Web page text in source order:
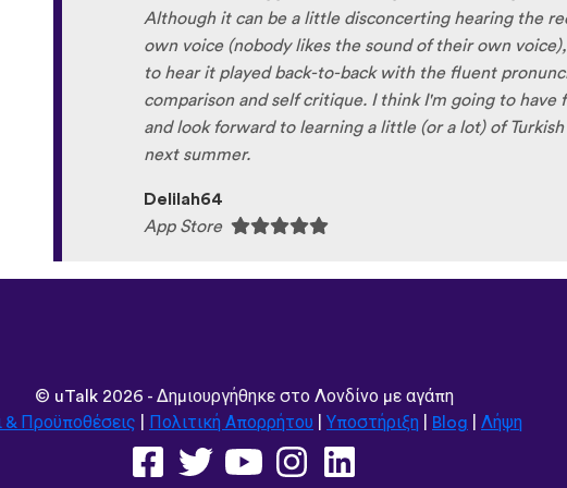
Although it can be a little disconcerting hearing the
own voice (nobody likes the sound of their own
to hear it played back-to-back with the fluent
comparison and self critique. I think I'm going to have
and look forward to learning a little (or a lot) of
next summer.
Delilah64
App Store
© uTalk2026 - Δημιουργήθηκε στο Λονδίνο με αγάπη
& Προϋποθέσεις
Πολιτική Απορρήτου Υποστήριξη Blog Λήψη